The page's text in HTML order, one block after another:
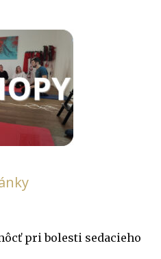
pri bolesti sedacieho